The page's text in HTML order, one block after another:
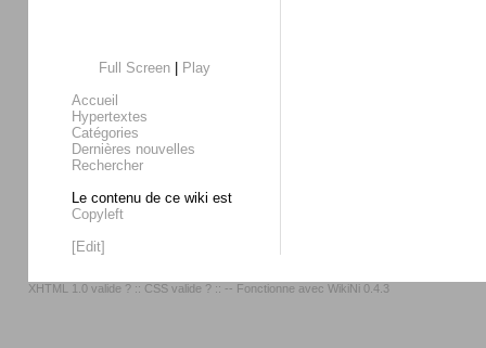
Full Screen|
Play
Accueil
Hypertextes
Catégories
Dernières nouvelles
Rechercher
Le contenu de ce wiki est
Copyleft
[Edit]
XHTML 1.0 valide ? :: CSS valide ? :: -- Fonctionne avec WikiNi 0.4.3